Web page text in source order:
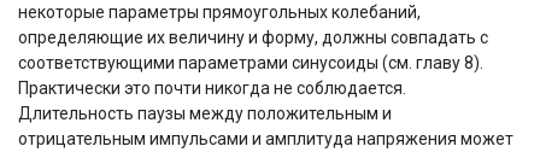
некоторые параметры прямоугольных колебаний,
определяющие их величину и форму, должны совпадать с
соответствующими параметрами синусоиды (см. главу 8).
Практически это почти никогда не соблюдается.
Длительность паузы между положительным и
отрицательным импульсами и амплитуда напряжения может